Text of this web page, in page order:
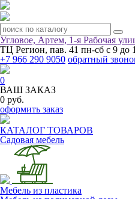
Угловое, Артем, ​1-я Рабочая
ТЦ Регион, пав. 41 пн-сб с 9 до
+7 966 290 9050 обратный
0
ВАШ ЗАКАЗ
0 руб.
оформить заказ
КАТАЛОГ ТОВАРОВ
Садовая мебель
Мебель из пластика